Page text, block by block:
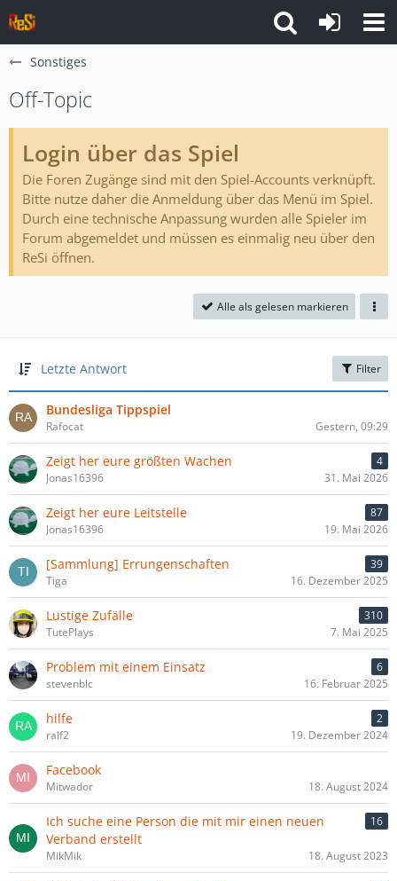
Sonstiges
Off-Topic
Login über das Spiel
Die Foren Zugänge sind mit den Spiel-Accounts verknüpft.
Bitte nutze daher die Anmeldung über das Menü im Spiel.
Durch eine technische Anpassung wurden alle Spieler im
Forum abgemeldet und müssen es einmalig neu über den
ReSi öffnen.
Alle als gelesen markieren
Letzte Antwort Filter
Bundesliga Tippspiel
Rafocat Gestern, 09:29
Zeigt her eure größten Wachen
4
Jonas16396
31. Mai 2026
Zeigt her eure Leitstelle
87
Jonas16396
19. Mai 2026
[Sammlung] Errungenschaften
39
Tiga
16. Dezember 2025
Lustige Zufälle
310
TutePlays
7. Mai 2025
Problem mit einem Einsatz
6
stevenblc
16. Februar 2025
hilfe
2
ralf2
19. Dezember 2024
Facebook
Mitwador 18. August 2024
Ich suche eine Person die mit mir einen neuen
Verband erstellt
16
MikMik 18. August 2023